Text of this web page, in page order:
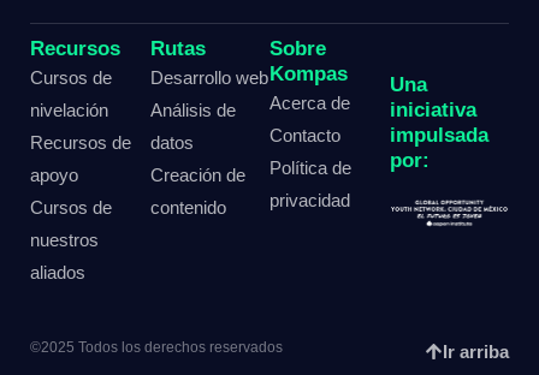
Recursos
Cursos de
nivelación
Recursos de
apoyo
Cursos de
nuestros
aliados
Rutas
Desarrollo web
Análisis de
datos
Creación de
contenido
Sobre
Kompas
Acerca de
Contacto
Política de
privacidad
Una
iniciativa
impulsada
por:
©2025 Todos los derechos reservados Ir arriba